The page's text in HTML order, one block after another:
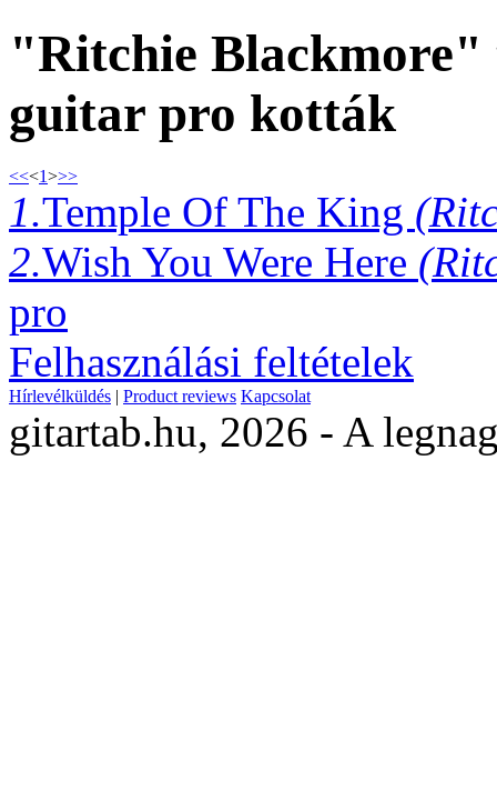
"Ritchie Blackmore"
guitar pro kották
<<<1>>>
1.Temple Of The King
2.Wish You Were Here
pro
Felhasználási feltételek
Hírlevélküldés | Product reviews Kapcsolat
gitartab.hu, 2026 - A